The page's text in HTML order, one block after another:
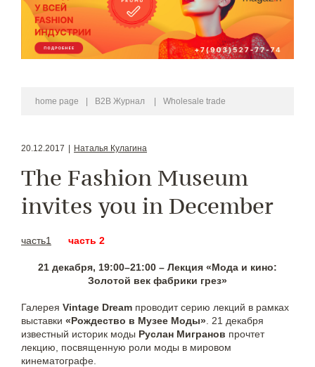
home page B2B Журнал Wholesale trade
20.12.2017 Наталья Кулагина
The Fashion Museum
invites you in December
часть1 часть 2
21 декабря, 19:00–21:00 – Лекция «Мода и кино:
Золотой век фабрики грез»
Галерея Vintage Dream проводит серию лекций в рамках
выставки «Рождество в Музее Моды» . 21 декабря
известный историк моды Руслан Мигранов прочтет
лекцию, посвященную роли моды в мировом
кинематографе.